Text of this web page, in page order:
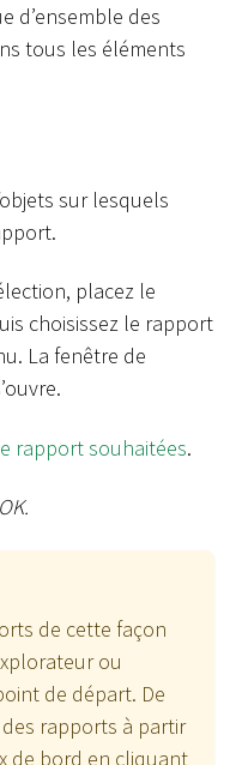
d’ensemble des
tous les éléments
sur lesquels
placez le
choisissez le rapport
La fenêtre de
rapport souhaitées.
OK.
de cette façon
ou
de départ. De
rapports à partir
de bord en cliquant